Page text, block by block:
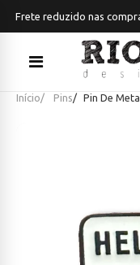
Frete reduzido nas
Início Pins Pin De